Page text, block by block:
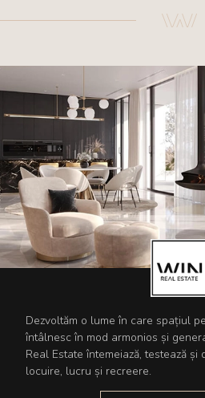
Dezvoltăm o lume în care spațiul
întâlnesc în mod armonios și
Real Estate întemeiază, testează și
locuire, lucru și recreere.